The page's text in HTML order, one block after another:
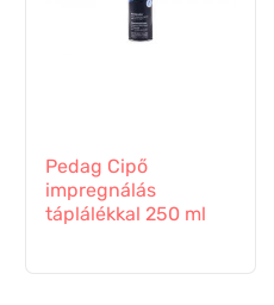
Pedag Cipő
impregnálás
táplálékkal 250 ml